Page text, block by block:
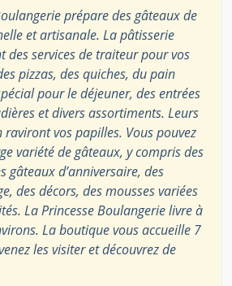
prépare des gâteaux de
et artisanale. La pâtisserie
des services de traiteur pour vos
pizzas, des quiches, du pain
pour le déjeuner, des entrées
et divers assortiments. Leurs
vos papilles. Vous pouvez
variété de gâteaux, y compris des
gâteaux d’anniversaire, des
des décors, des mousses variées
La Princesse Boulangerie livre à
La boutique vous accueille 7
les visiter et découvrez de